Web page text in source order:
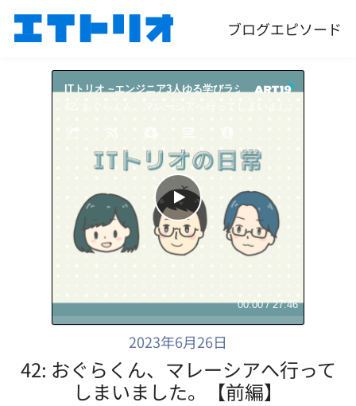
ブログエピソード
ITトリオ ~エンジニア3人ゆる学びラジオ~
ITトリオ ~
00:00/27:46
2023年6月26日
42: おぐらくん、マレーシアへ行って
しまいました。【前編】